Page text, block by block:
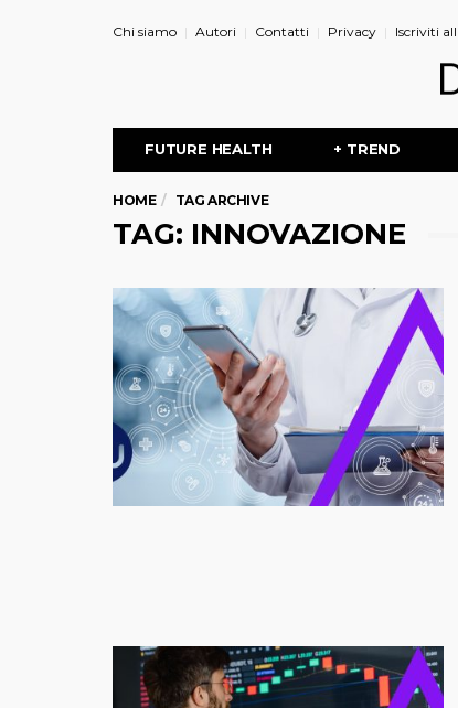
Chi siamo Autori Contatti Privacy Iscriviti
FUTURE HEALTH + TREND
HOME TAG ARCHIVE
TAG: INNOVAZIONE